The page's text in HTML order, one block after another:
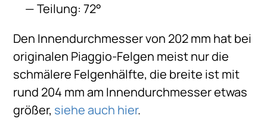
Teilung: 72°
Den Innendurchmesser von 202 mm hat bei
originalen Piaggio-Felgen meist nur die
schmälere Felgenhälfte, die breite ist mit
rund 204 mm am Innendurchmesser etwas
größer, siehe auch hier.